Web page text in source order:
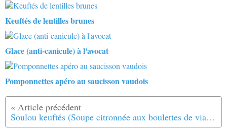
Keuftés de lentilles brunes
Glace (anti-canicule) à l'avocat
Pomponnettes apéro au saucisson vaudois
Soulou keuftés (Soupe citronnée aux boulettes de viande)